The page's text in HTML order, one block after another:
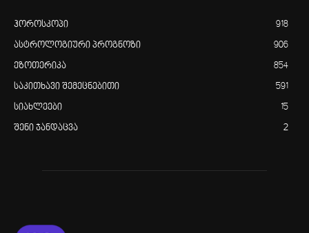
ჰოროსკოპი 918
ასტროლოგიური პროგნოზი 906
ეზოთერიკა 854
საკითხავი შემეცნებითი 591
სიახლეები 15
შენი ჯანდაცვა 2